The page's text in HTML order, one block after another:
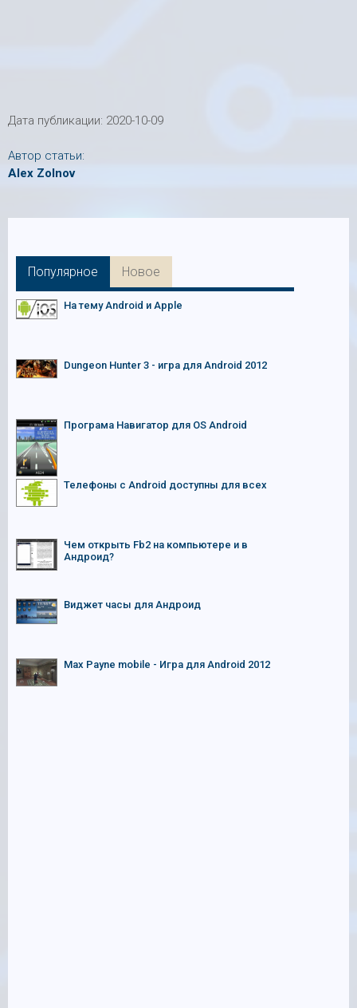
Дата публикации: 2020-10-09
Автор статьи:
Alex Zolnov
Популярное Новое
На тему Android и Apple
Dungeon Hunter 3 - игра для Android 2012
Програма Навигатор для OS Android
Телефоны с Android доступны для всех
Чем открыть Fb2 на компьютере и в
Андроид?
Виджет часы для Андроид
Max Payne mobile - Игра для Android 2012